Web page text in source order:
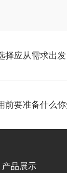
择应从需求出发
前要准备什么
产品展示